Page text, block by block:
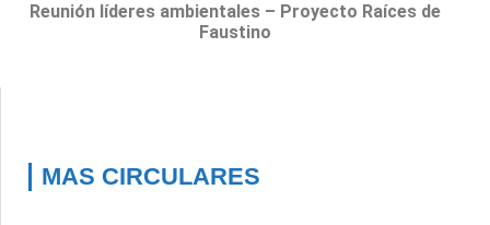
Reunión líderes ambientales – Proyecto Raíces de
Faustino
MAS CIRCULARES